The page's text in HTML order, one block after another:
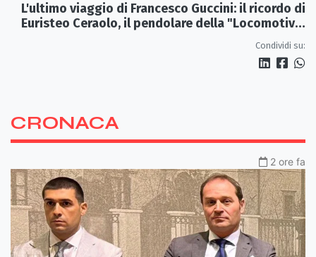
L'ultimo viaggio di Francesco Guccini: il ricordo di
Euristeo Ceraolo, il pendolare della "Locomotiva
Condividi su:
CRONACA
2 ore fa